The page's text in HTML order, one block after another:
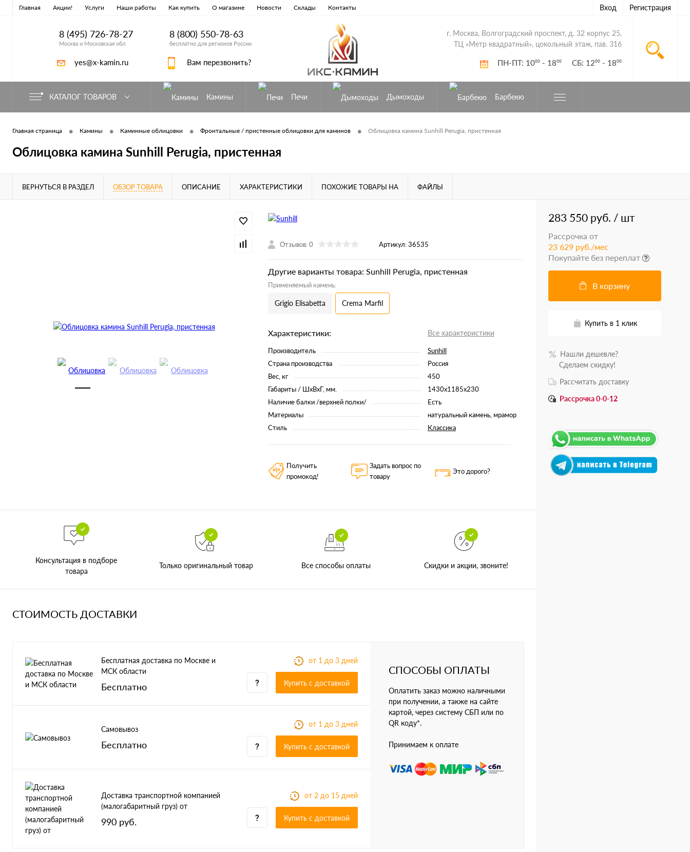
Главная Акции! Услуги Наши работы Как купить О магазине Новости Склады Контакты Вход Регистрация
8 (495) 726-78-27
Москва и Московская обл.
yes@x-kamin.ru
8 (800) 550-78-63
бесплатно для регионов России
Вам перезвонить?
г. Москва, Волгоградский проспект, д. 32 корпус 25,
ТЦ «Метр квадратный», цокольный этаж, пав. 316
ПН-ПТ: 1000 - 1800 СБ: 1200 - 1800
КАТАЛОГ ТОВАРОВ Камины Печи Дымоходы Барбекю
Главная страница • Камины • Каминные облицовки • Фронтальные / пристенные облицовки для каминов • Облицовка камина Sunhill Perugia, пристенная
Облицовка камина Sunhill Perugia, пристенная
ВЕРНУТЬСЯ В РАЗДЕЛ ОБЗОР ТОВАРА ОПИСАНИЕ ХАРАКТЕРИСТИКИ ПОХОЖИЕ ТОВАРЫ НА ФАЙЛЫ
Отзывов: 0 Артикул:36535
Другие варианты товара: Sunhill Perugia, пристенная
Применяемый камень:
Grigio Elisabetta Crema Marfil
Характеристики: Все характеристики
Производитель
Sunhill
Страна производства
Россия
Вес, кг
450
Габариты / ШхВхГ, мм.
1430x1185x230
Наличие балки /верхней полки/
Есть
Материалы
натуральный камень, мрамор
Стиль
Классика
Получить
промокод!
Задать вопрос по
товару
Это дорого?
Консультация в подборе
товара
Только оригинальный товар Все способы оплаты Скидки и акции, звоните!
СТОИМОСТЬ ДОСТАВКИ
Бесплатная доставка по Москве и
МСК области
Бесплатно
от 1 до 3 дней
Купить c доставкой
Самовывоз
Бесплатно
от 1 до 3 дней
Купить c доставкой
Доставка транспортной компанией
(малогабаритный груз) от
990 руб.
от 2 до 15 дней
Купить c доставкой
СПОСОБЫ ОПЛАТЫ
Оплатить заказ можно наличными
при получении, а также на сайте
картой, через систему СБП или по
QR коду*.
Принимаем к оплате
283 550 руб. / шт
Рассрочка от
23 629 руб./мес
Покупайте без переплат
В корзину
Купить в 1 клик
Нашли дешевле?
Сделаем скидку!
Рассчитать доставку
Рассрочка 0-0-12